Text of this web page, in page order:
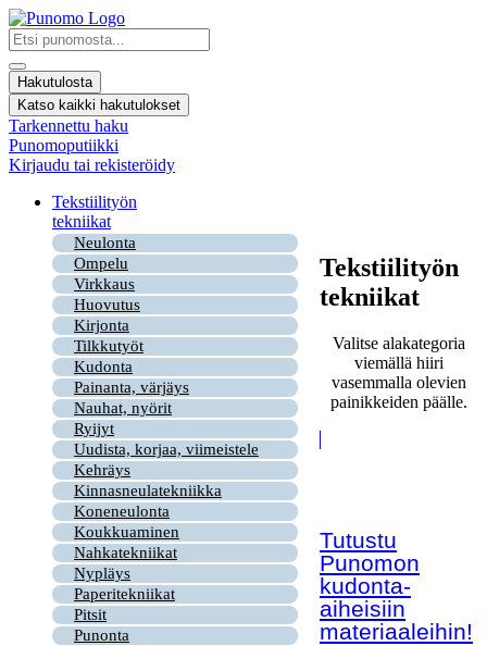
Mene
sisältöön
Search
...
Hakutulosta
Katso kaikki hakutulokset
Tarkennettu haku
Punomoputiikki
Kirjaudu tai rekisteröidy
Tekstiilityön
tekniikat
Neulonta
Ompelu
Virkkaus
Huovutus
Kirjonta
Tilkkutyöt
Kudonta
Painanta, värjäys
Nauhat, nyörit
Ryijyt
Uudista, korjaa, viimeistele
Kehräys
Kinnasneulatekniikka
Koneneulonta
Koukkuaminen
Nahkatekniikat
Nypläys
Paperitekniikat
Pitsit
Punonta
Tekstiilityön
tekniikat
Valitse alakategoria
viemällä hiiri
vasemmalla olevien
painikkeiden päälle.
Tutustu
Punomon
kudonta-
aiheisiin
materiaaleihin!